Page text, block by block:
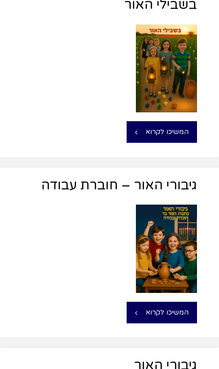
בשבילי האור
המשיכו לקרוא
גיבורי האור – חוברת עבודה
המשיכו לקרוא
גיבורי האור